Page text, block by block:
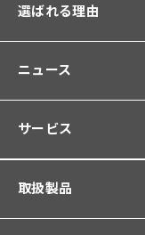
選ばれる理由
ニュース
サービス
取扱製品